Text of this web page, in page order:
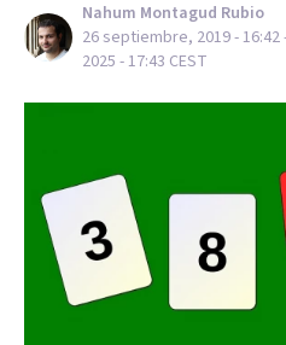
Nahum Montagud Rubio
26 septiembre, 2019 - 16:42
2025 - 17:43 CEST